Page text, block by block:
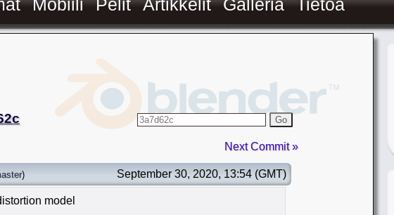
Mobiili Pelit Artikkelit Galleria Tietoa
Go
Next Commit »
) September 30, 2020, 13:54 (GMT)
model